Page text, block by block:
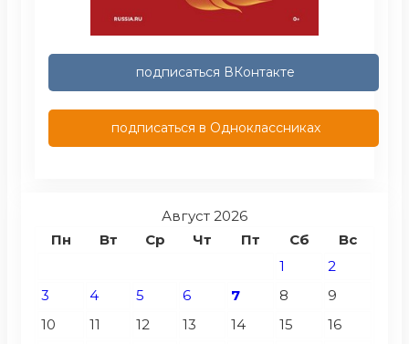
подписаться ВКонтакте
подписаться в Одноклассниках
Август 2026
Пн
Вт Ср Чт Пт Сб Вс
1
2
3
4 5 6 7 8
9
10
11 12 13 14 15
16